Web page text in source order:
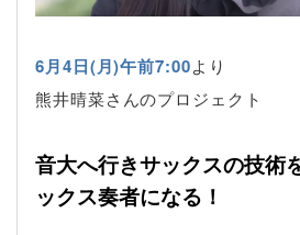
6月4日(月)午前7:00より
熊井晴菜さんのプロジェクト
音大へ行きサックスの技術
ックス奏者になる！